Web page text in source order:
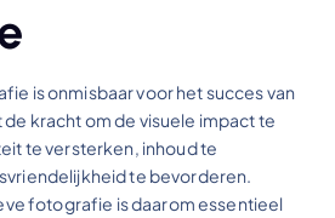
is onmisbaar voor het succes van
kracht om de visuele impact te
te versterken, inhoud te
te bevorderen.
fotografie is daarom essentieel